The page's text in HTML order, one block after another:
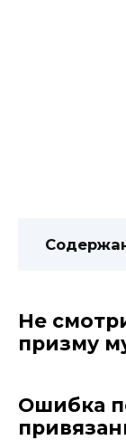
Не
призму
Ошибка